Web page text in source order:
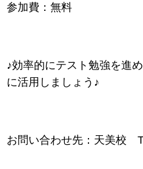
参加費：無料
♪効率的にテスト勉強を進
に活用しましょう♪
お問い合わせ先：天美校